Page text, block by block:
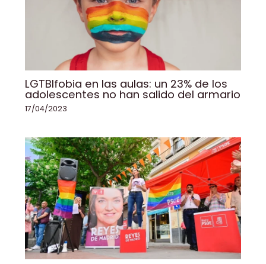
LGTBIfobia en las aulas: un 23% de los
adolescentes no han salido del armario
17/04/2023